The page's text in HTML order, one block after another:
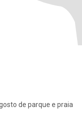
de parque e praia